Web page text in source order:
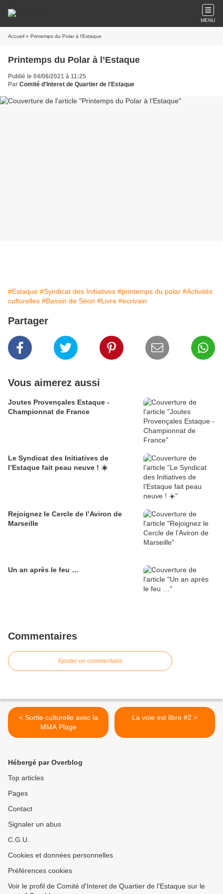
MENU
Accueil » Printemps du Polar à l’Estaque
Printemps du Polar à l’Estaque
Publié le 04/06/2021 à 11:25
Par Comité d'Interet de Quartier de l'Estaque
#Estaque #Syndicat des Initiatives #printemps du polar #Activités
culturelles #Bassin de Séon #Livre #ecrivain
Partager
Vous aimerez aussi
Joutes Provençales Estaque -
Championnat de France
Le Syndicat des Initiatives de
l’Estaque fait peau neuve ! ☀️
Rejoignez le Cercle de l’Aviron de
Marseille
Un an après le feu …
Commentaires
Ajouter un commentaire
< Sortie culturelle avec la
MMA Plage
La voie est libre #2 >
Hébergé par Overblog
Top articles
Pages
Contact
Signaler un abus
C.G.U.
Cookies et données personnelles
Préférences cookies
Voir le profil de Comité d'Interet de Quartier de l'Estaque sur le